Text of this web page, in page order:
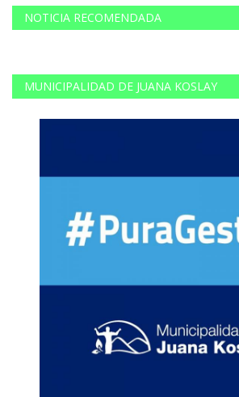
NOTICIA RECOMENDADA
MUNICIPALIDAD DE JUANA KOSLAY